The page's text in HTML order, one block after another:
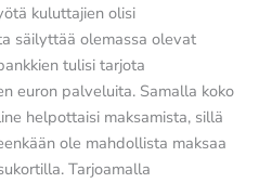
kuluttajien olisi
säilyttää olemassa olevat
tulisi tarjota
euron palveluita. Samalla koko
helpottaisi maksamista, sillä
ole mahdollista maksaa
Tarjoamalla